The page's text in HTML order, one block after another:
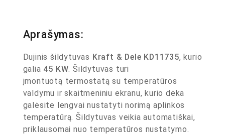
Aprašymas:
Dujinis šildytuvas Kraft & Dele KD11735, kurio
galia 45 KW. Šildytuvas turi
įmontuotą termostatą su temperatūros
valdymu ir skaitmeniniu ekranu, kurio dėka
galėsite lengvai nustatyti norimą aplinkos
temperatūrą. Šildytuvas veikia automatiškai,
priklausomai nuo temperatūros nustatymo.